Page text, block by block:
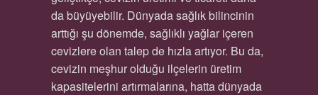
da büyüyebilir. Dünyada sağlık bilincinin
arttığı şu dönemde, sağlıklı yağlar içeren
cevizlere olan talep de hızla artıyor. Bu da,
cevizin meşhur olduğu ilçelerin üretim
kapasitelerini artırmalarına, hatta dünyada